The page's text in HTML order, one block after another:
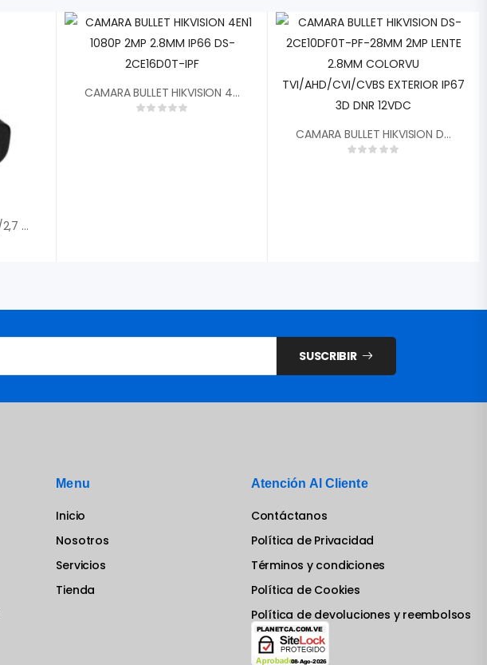
CAMARA DAHUA 4 EN 1 1/2,7 CMOS 5MP 20FPS TIPO BALA METALICA 2,8MM FOV 93░ DWDR IR 20M IP6 DH-HAC-B2A51N-0280B-S2″
CAMARA BULLET HIKVISION 4EN1 1080P 2MP 2.8MM IP66 DS-2CE16D0T-IPF
CAMARA BULLET HIKVISION DS-2CE10DF0T-PF-28MM 2MP LENTE 2.8MM COLORVU TVI/AHD/CVI/CVBS EXTERIOR IP67 3D DNR 12VDC
SUSCRIBIR
Menu
Inicio
Nosotros
Servicios
Tienda
Atención Al Cliente
Contáctanos
Política de Privacidad
Términos y condiciones
Política de Cookies
Política de devoluciones y reembolsos